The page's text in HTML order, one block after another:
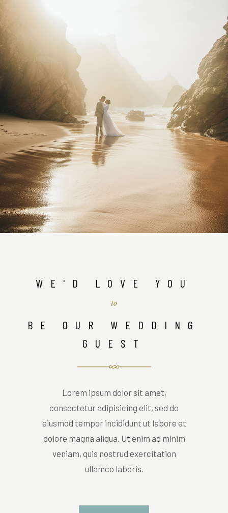
WE'D LOVE YOU
to
BE OUR WEDDING
GUEST
Lorem ipsum dolor sit amet,
consectetur adipisicing elit, sed do
eiusmod tempor incididunt ut labore et
dolore magna aliqua. Ut enim ad minim
veniam, quis nostrud exercitation
ullamco laboris.